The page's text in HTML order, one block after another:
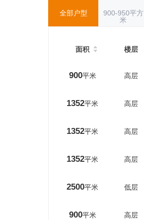
全部户型
900-950平方
米
面积 楼层
900平米 高层
1352平米 高层
1352平米 高层
1352平米 高层
2500平米 低层
900平米 高层